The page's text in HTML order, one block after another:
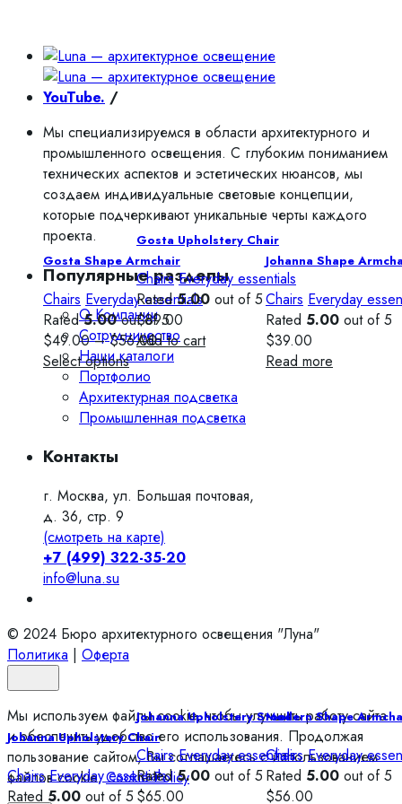
Gosta Shape Armchair
Chairs Everyday essentials
Rated5.00out of 5
$49.00–$56.00
Select options
Gosta Upholstery Chair
Chairs Everyday essentials
Rated5.00out of 5
$89.00
Add to cart
Johanna Shape
Chairs Everyday
Rated 5.00out of 5
$39.00
Read more
Johanna Upholstery Chair
Chairs Everyday essentials
Rated 5.00 out of 5
Johanna Upholstery Stool
Chairs Everyday essentials
Rated5.00out of 5
$65.00
Modern Shape
Chairs Everyday
Rated 5.00out of 5
$56.00
YouTube. /
Мы специализируемся в области архитектурного и
промышленного освещения. С глубоким пониманием
технических аспектов и эстетических нюансов, мы
создаем индивидуальные световые концепции,
которые подчеркивают уникальные черты каждого
проекта.
Популярные разделы
О Компании
Сотрудничество
Наши каталоги
Портфолио
Архитектурная подсветка
Промышленная подсветка
Контакты
г. Москва, ул. Большая почтовая,
д. 36, стр. 9
(смотреть на карте)
+7 (499) 322-35-20
info@luna.su
© 2024 Бюро архитектурного освещения "Луна"
Политика | Оферта
Мы используем файлы cookie, чтобы улучшить работу сайта
и обеспечить удобство его использования. Продолжая
пользование сайтом, Вы соглашаетесь с использованием
файлов cookie.Cookie Policy